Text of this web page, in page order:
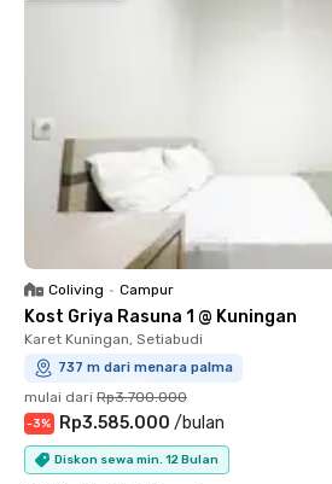
Coliving • Campur
Kost Griya Rasuna 1 @ Kuningan
Karet Kuningan, Setiabudi
737 m dari menara palma
mulai dari Rp3.700.000
-3% Rp3.585.000 /bulan
Diskon sewa min. 12 Bulan